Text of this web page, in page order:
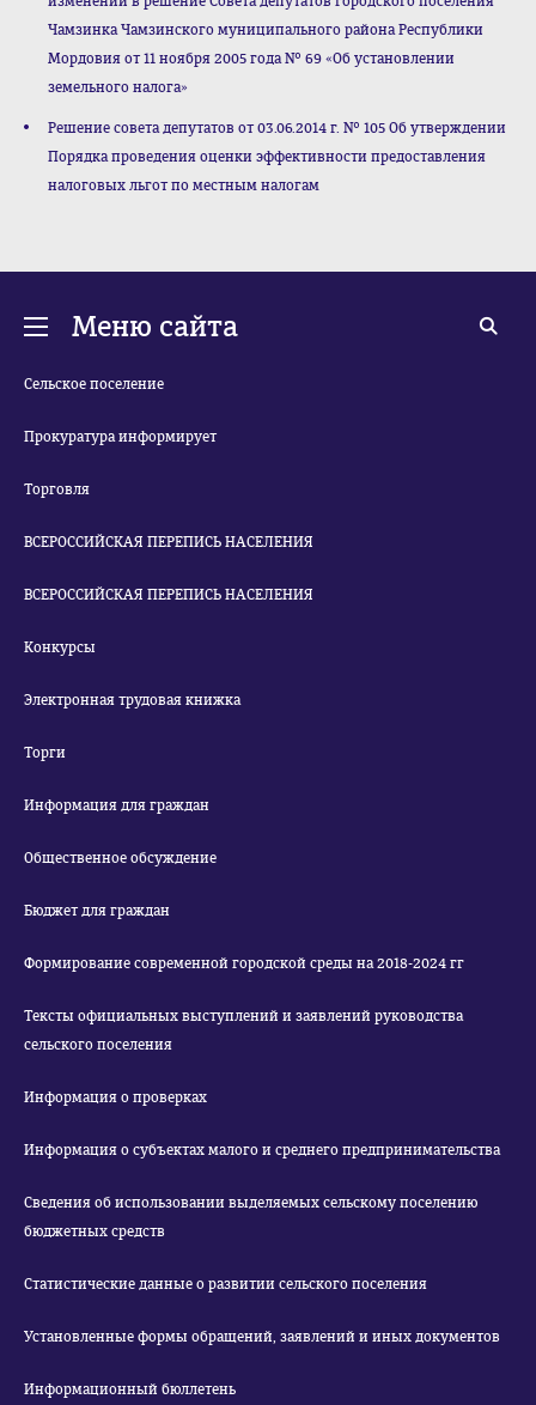
Чамзинка Чамзинского муниципального района Республики
Мордовия от 11 ноября 2005 года № 69 «Об установлении
земельного налога»
Решение совета депутатов от 03.06.2014 г. № 105 Об утверждении
Порядка проведения оценки эффективности предоставления
налоговых льгот по местным налогам
Меню сайта
Сельское поселение
Прокуратура информирует
Торговля
ВСЕРОССИЙСКАЯ ПЕРЕПИСЬ НАСЕЛЕНИЯ
ВСЕРОССИЙСКАЯ ПЕРЕПИСЬ НАСЕЛЕНИЯ
Конкурсы
Электронная трудовая книжка
Торги
Информация для граждан
Общественное обсуждение
Бюджет для граждан
Формирование современной городской среды на 2018-2024 гг
Тексты официальных выступлений и заявлений руководства
сельского поселения
Информация о проверках
Информация о субъектах малого и среднего предпринимательства
Сведения об использовании выделяемых сельскому поселению
бюджетных средств
Статистические данные о развитии сельского поселения
Установленные формы обращений, заявлений и иных документов
Информационный бюллетень